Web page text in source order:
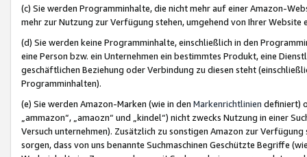
(c) Sie werden Programminhalte, die nicht mehr auf einer Amazon-
mehr zur Nutzung zur Verfügung stehen, umgehend von Ihrer
(d) Sie werden keine Programminhalte, einschließlich in den
eine Person bzw. ein Unternehmen ein bestimmtes Produkt, eine
geschäftlichen Beziehung oder Verbindung zu diesen steht
Programminhalten).
(e) Sie werden Amazon-Marken (wie in den Markenrichtlinien definiert)
„ammazon“, „amaozn“ und „kindel“) nicht zwecks Nutzung in einer
Versuch unternehmen). Zusätzlich zu sonstigen Amazon zur
sorgen, dass von uns benannte Suchmaschinen Geschützte Begriffe